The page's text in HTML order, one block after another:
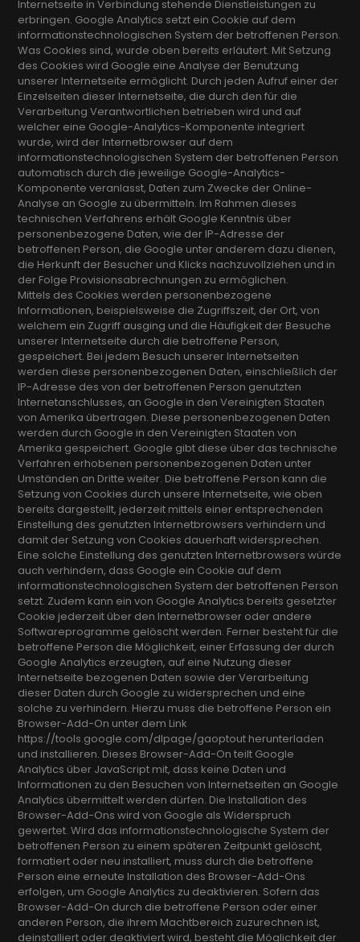
Internetseite in Verbindung stehende Dienstleistungen zu
erbringen. Google Analytics setzt ein Cookie auf dem
informationstechnologischen System der betroffenen Person.
Was Cookies sind, wurde oben bereits erläutert. Mit Setzung
des Cookies wird Google eine Analyse der Benutzung
unserer Internetseite ermöglicht. Durch jeden Aufruf einer der
Einzelseiten dieser Internetseite, die durch den für die
Verarbeitung Verantwortlichen betrieben wird und auf
welcher eine Google-Analytics-Komponente integriert
wurde, wird der Internetbrowser auf dem
informationstechnologischen System der betroffenen Person
automatisch durch die jeweilige Google-Analytics-
Komponente veranlasst, Daten zum Zwecke der Online-
Analyse an Google zu übermitteln. Im Rahmen dieses
technischen Verfahrens erhält Google Kenntnis über
personenbezogene Daten, wie der IP-Adresse der
betroffenen Person, die Google unter anderem dazu dienen,
die Herkunft der Besucher und Klicks nachzuvollziehen und in
der Folge Provisionsabrechnungen zu ermöglichen.
Mittels des Cookies werden personenbezogene
Informationen, beispielsweise die Zugriffszeit, der Ort, von
welchem ein Zugriff ausging und die Häufigkeit der Besuche
unserer Internetseite durch die betroffene Person,
gespeichert. Bei jedem Besuch unserer Internetseiten
werden diese personenbezogenen Daten, einschließlich der
IP-Adresse des von der betroffenen Person genutzten
Internetanschlusses, an Google in den Vereinigten Staaten
von Amerika übertragen. Diese personenbezogenen Daten
werden durch Google in den Vereinigten Staaten von
Amerika gespeichert. Google gibt diese über das technische
Verfahren erhobenen personenbezogenen Daten unter
Umständen an Dritte weiter. Die betroffene Person kann die
Setzung von Cookies durch unsere Internetseite, wie oben
bereits dargestellt, jederzeit mittels einer entsprechenden
Einstellung des genutzten Internetbrowsers verhindern und
damit der Setzung von Cookies dauerhaft widersprechen.
Eine solche Einstellung des genutzten Internetbrowsers würde
auch verhindern, dass Google ein Cookie auf dem
informationstechnologischen System der betroffenen Person
setzt. Zudem kann ein von Google Analytics bereits gesetzter
Cookie jederzeit über den Internetbrowser oder andere
Softwareprogramme gelöscht werden. Ferner besteht für die
betroffene Person die Möglichkeit, einer Erfassung der durch
Google Analytics erzeugten, auf eine Nutzung dieser
Internetseite bezogenen Daten sowie der Verarbeitung
dieser Daten durch Google zu widersprechen und eine
solche zu verhindern. Hierzu muss die betroffene Person ein
Browser-Add-On unter dem Link
https://tools.google.com/dlpage/gaoptout herunterladen
und installieren. Dieses Browser-Add-On teilt Google
Analytics über JavaScript mit, dass keine Daten und
Informationen zu den Besuchen von Internetseiten an Google
Analytics übermittelt werden dürfen. Die Installation des
Browser-Add-Ons wird von Google als Widerspruch
gewertet. Wird das informationstechnologische System der
betroffenen Person zu einem späteren Zeitpunkt gelöscht,
formatiert oder neu installiert, muss durch die betroffene
Person eine erneute Installation des Browser-Add-Ons
erfolgen, um Google Analytics zu deaktivieren. Sofern das
Browser-Add-On durch die betroffene Person oder einer
anderen Person, die ihrem Machtbereich zuzurechnen ist,
deinstalliert oder deaktiviert wird, besteht die Möglichkeit der